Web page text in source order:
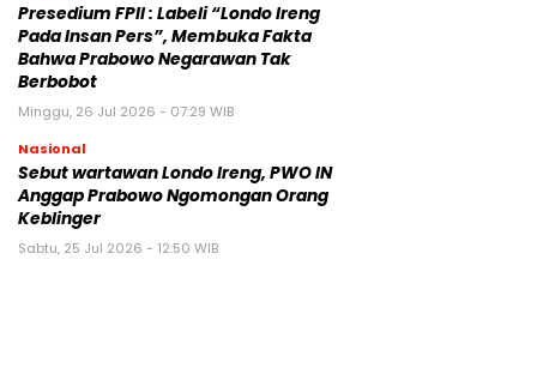
Presedium FPII : Labeli “Londo Ireng
Pada Insan Pers”, Membuka Fakta
Bahwa Prabowo Negarawan Tak
Berbobot
Minggu, 26 Jul 2026 - 07:29 WIB
Nasional
Sebut wartawan Londo Ireng, PWO IN
Anggap Prabowo Ngomongan Orang
Keblinger
Sabtu, 25 Jul 2026 - 12:50 WIB